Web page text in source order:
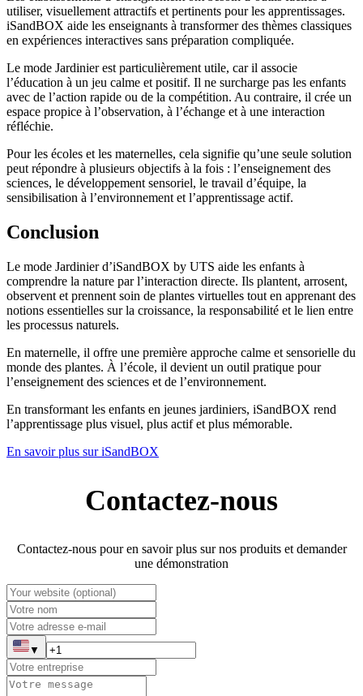
utiliser, visuellement attractifs et pertinents pour les apprentissages.
iSandBOX aide les enseignants à transformer des thèmes classiques
en expériences interactives sans préparation compliquée.
Le mode Jardinier est particulièrement utile, car il associe
l’éducation à un jeu calme et positif. Il ne surcharge pas les enfants
avec de l’action rapide ou de la compétition. Au contraire, il crée un
espace propice à l’observation, à l’échange et à une interaction
réfléchie.
Pour les écoles et les maternelles, cela signifie qu’une seule solution
peut répondre à plusieurs objectifs à la fois : l’enseignement des
sciences, le développement sensoriel, le travail d’équipe, la
sensibilisation à l’environnement et l’apprentissage actif.
Conclusion
Le mode Jardinier d’iSandBOX by UTS aide les enfants à
comprendre la nature par l’interaction directe. Ils plantent, arrosent,
observent et prennent soin de plantes virtuelles tout en apprenant des
notions essentielles sur la croissance, la responsabilité et le lien entre
les processus naturels.
En maternelle, il offre une première approche calme et sensorielle du
monde des plantes. À l’école, il devient un outil pratique pour
l’enseignement des sciences et de l’environnement.
En transformant les enfants en jeunes jardiniers, iSandBOX rend
l’apprentissage plus visuel, plus actif et plus mémorable.
En savoir plus sur iSandBOX
Contactez-nous
Contactez-nous pour en savoir plus sur nos produits et demander
une démonstration
▼